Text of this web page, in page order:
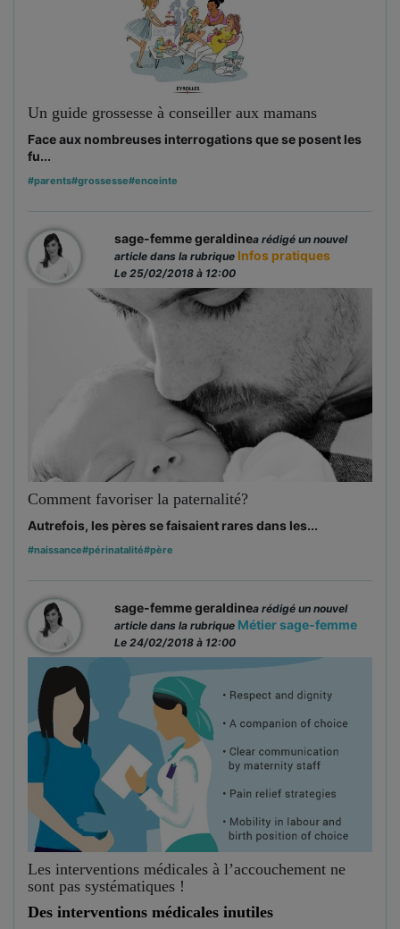
Un guide grossesse à conseiller aux mamans
Face aux nombreuses interrogations que se posent les
fu...
#parents#grossesse#enceinte
sage-femme geraldinea rédigé un nouvel
article dans la rubrique Infos pratiques
Le 25/02/2018 à 12:00
Comment favoriser la paternalité?
Autrefois, les pères se faisaient rares dans les...
#naissance#périnatalité#père
sage-femme geraldinea rédigé un nouvel
article dans la rubrique Métier sage-femme
Le 24/02/2018 à 12:00
Les interventions médicales à l’accouchement ne
sont pas systématiques !
Des interventions médicales inutiles